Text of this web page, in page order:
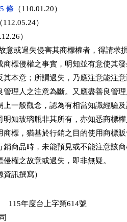
條 （110.01.20）
（112.05.24）
）
意或過失侵害其商標權者，得請求
成商標侵權之事實，明知並有意使其
反其本意；所謂過失，乃應注意能注
良管理人之注意為斷。又應盡善良管
易上一般觀念，認為有相當知識經驗
司明知玻璃瓶非其所有，亦知悉商標
用商標，猶基於行銷之目的使用商標
行銷商品時，未能預見或不能注意該
侵權之故意或過失，即非無疑。
資訊撰寫）
115年度台上字第614號